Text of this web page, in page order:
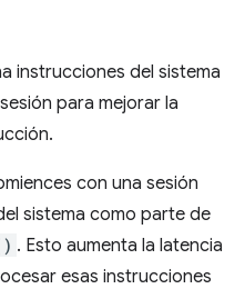
instrucciones del sistema
para mejorar la
con una sesión
sistema como parte de
. Esto aumenta la latencia
esas instrucciones